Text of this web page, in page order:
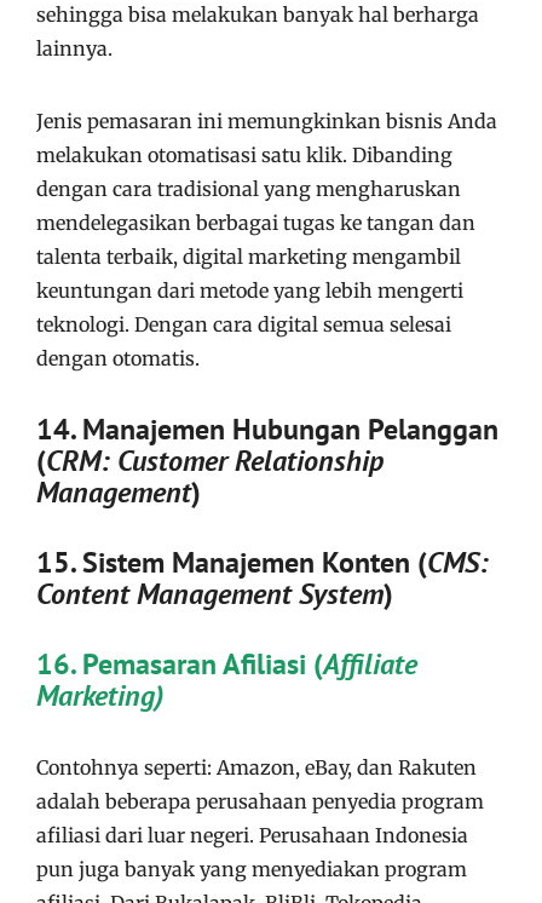
sehingga bisa melakukan banyak hal berharga
lainnya.
Jenis pemasaran ini memungkinkan bisnis Anda
melakukan otomatisasi satu klik. Dibanding
dengan cara tradisional yang mengharuskan
mendelegasikan berbagai tugas ke tangan dan
talenta terbaik, digital marketing mengambil
keuntungan dari metode yang lebih mengerti
teknologi. Dengan cara digital semua selesai
dengan otomatis.
14. Manajemen Hubungan Pelanggan
(CRM: Customer Relationship
Management)
15. Sistem Manajemen Konten (CMS:
Content Management System)
16. Pemasaran Afiliasi (Affiliate
Marketing)
Contohnya seperti: Amazon, eBay, dan Rakuten
adalah beberapa perusahaan penyedia program
afiliasi dari luar negeri. Perusahaan Indonesia
pun juga banyak yang menyediakan program